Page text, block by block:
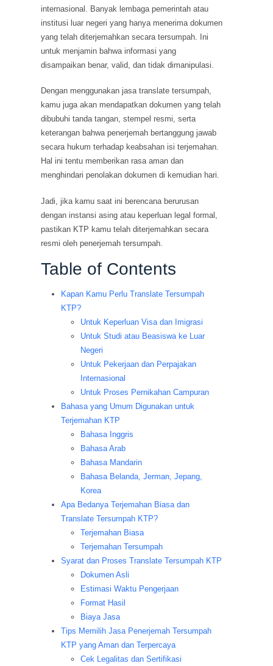
internasional. Banyak lembaga pemerintah atau
institusi luar negeri yang hanya menerima dokumen
yang telah diterjemahkan secara tersumpah. Ini
untuk menjamin bahwa informasi yang
disampaikan benar, valid, dan tidak dimanipulasi.
Dengan menggunakan jasa translate tersumpah,
kamu juga akan mendapatkan dokumen yang telah
dibubuhi tanda tangan, stempel resmi, serta
keterangan bahwa penerjemah bertanggung jawab
secara hukum terhadap keabsahan isi terjemahan.
Hal ini tentu memberikan rasa aman dan
menghindari penolakan dokumen di kemudian hari.
Jadi, jika kamu saat ini berencana berurusan
dengan instansi asing atau keperluan legal formal,
pastikan KTP kamu telah diterjemahkan secara
resmi oleh penerjemah tersumpah.
Table of Contents
Kapan Kamu Perlu Translate Tersumpah
KTP?
Untuk Keperluan Visa dan Imigrasi
Untuk Studi atau Beasiswa ke Luar
Negeri
Untuk Pekerjaan dan Perpajakan
Internasional
Untuk Proses Pernikahan Campuran
Bahasa yang Umum Digunakan untuk
Terjemahan KTP
Bahasa Inggris
Bahasa Arab
Bahasa Mandarin
Bahasa Belanda, Jerman, Jepang,
Korea
Apa Bedanya Terjemahan Biasa dan
Translate Tersumpah KTP?
Terjemahan Biasa
Terjemahan Tersumpah
Syarat dan Proses Translate Tersumpah KTP
Dokumen Asli
Estimasi Waktu Pengerjaan
Format Hasil
Biaya Jasa
Tips Memilih Jasa Penerjemah Tersumpah
KTP yang Aman dan Terpercaya
Cek Legalitas dan Sertifikasi